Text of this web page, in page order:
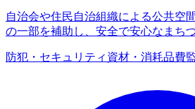
自治会や住民自治組織による公共空
の一部を補助し、安全で安心なまち
防犯・セキュリティ 資材・消耗品費